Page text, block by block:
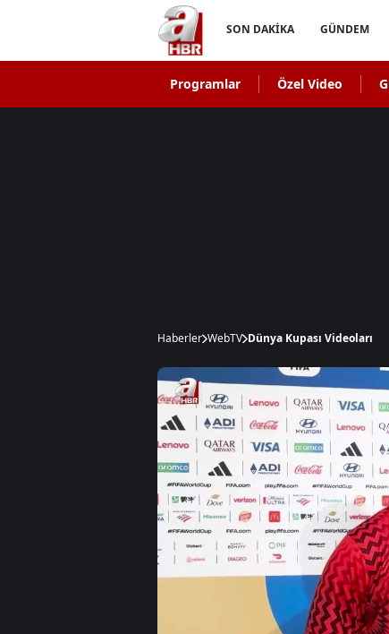
SON DAKİKA GÜNDEM
Programlar Özel Video
Haberler WebTV Dünya Kupası Videoları